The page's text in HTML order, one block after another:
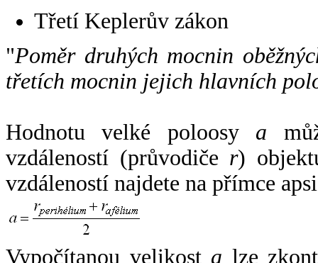
Třetí Keplerův zákon
"Poměr druhých mocnin
třetích mocnin jejich hlavních
Hodnotu velké poloosy a
vzdáleností (průvodiče r)
vzdáleností najdete na přímce
Vypočítanou velikost a lze